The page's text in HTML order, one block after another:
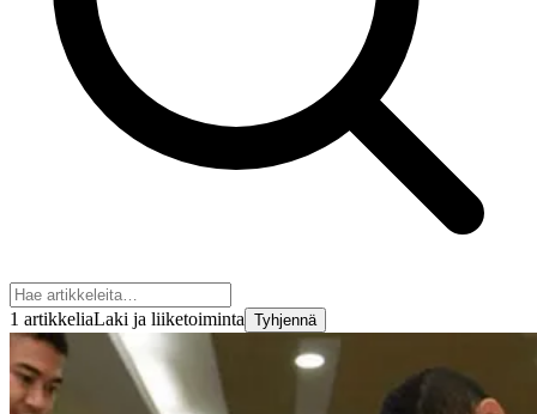
1 artikkeliaLaki ja liiketoiminta Tyhjennä